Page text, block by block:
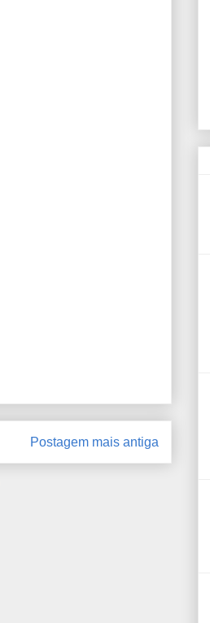
Postagem mais antiga